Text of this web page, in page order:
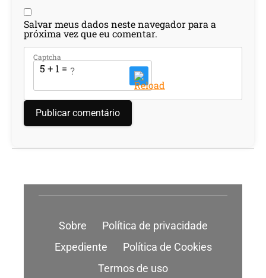
Salvar meus dados neste navegador para a
próxima vez que eu comentar.
Captcha
5 + 1 = ?
Sobre
Política de privacidade
Expediente
Política de Cookies
Termos de uso